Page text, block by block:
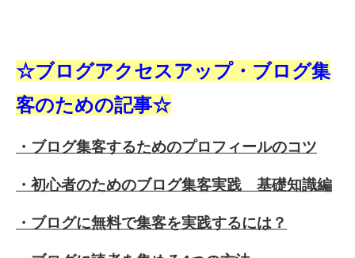
☆ブログアクセスアップ・ブログ集
客のための記事☆
・ブログ集客するためのプロフィールのコツ
・初心者のためのブログ集客実践 基礎知識編
・ブログに無料で集客を実践するには？